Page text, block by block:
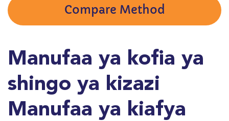
Compare Method
Manufaa ya kofia ya
shingo ya kizazi
Manufaa ya kiafya